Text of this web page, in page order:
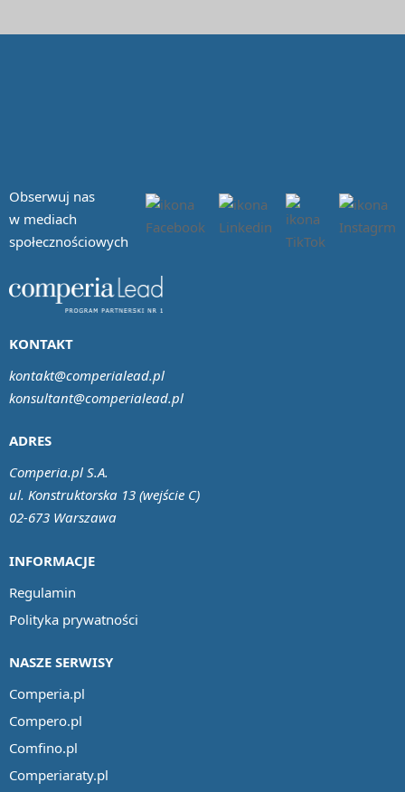
Obserwuj nas
w mediach
społecznościowych
INFORMACJE
Regulamin
Polityka prywatności
NASZE SERWISY
Comperia.pl
Compero.pl
Comfino.pl
Comperiaraty.pl
ADRES
Comperia.pl S.A.
ul. Konstruktorska 13 (wejście C)
02-673 Warszawa
KONTAKT
kontakt@comperialead.pl
konsultant@comperialead.pl